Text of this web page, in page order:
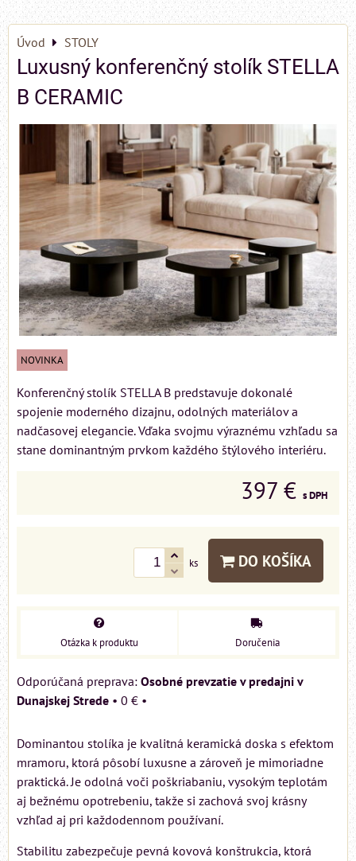
Úvod STOLY
Luxusný konferenčný stolík STELLA
B CERAMIC
NOVINKA
Konferenčný stolík STELLA B predstavuje dokonalé
spojenie moderného dizajnu, odolných materiálov a
nadčasovej elegancie. Vďaka svojmu výraznému vzhľadu sa
stane dominantným prvkom každého štýlového interiéru.
397 € s DPH
ks DO KOŠÍKA
Otázka k produktu Doručenia
Osobné prevzatie v predajni v
Dunajskej Strede • 0 € •
Dominantou stolíka je kvalitná keramická doska s efektom
mramoru, ktorá pôsobí luxusne a zároveň je mimoriadne
praktická. Je odolná voči poškriabaniu, vysokým teplotám
aj bežnému opotrebeniu, takže si zachová svoj krásny
vzhľad aj pri každodennom používaní.
Stabilitu zabezpečuje pevná kovová konštrukcia, ktorá